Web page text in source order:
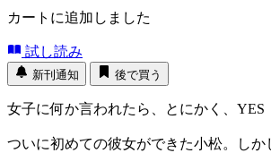
カートに追加しました
試し読み
新刊通知 後で買う
女子に何か言われたら、とにかく、YES
ついに初めての彼女ができた小松。し